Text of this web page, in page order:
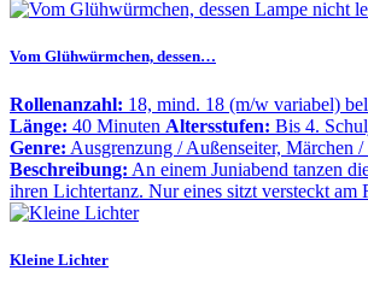
Vom Glühwürmchen, dessen…
Rollenanzahl: 18, mind. 18 (m/w variabel)
Länge: 40 Minuten Altersstufen: Bis 4.
Genre: Ausgrenzung / Außenseiter, Märchen /
Beschreibung: An einem Juniabend tanzen
ihren Lichtertanz. Nur eines sitzt versteckt
Kleine Lichter